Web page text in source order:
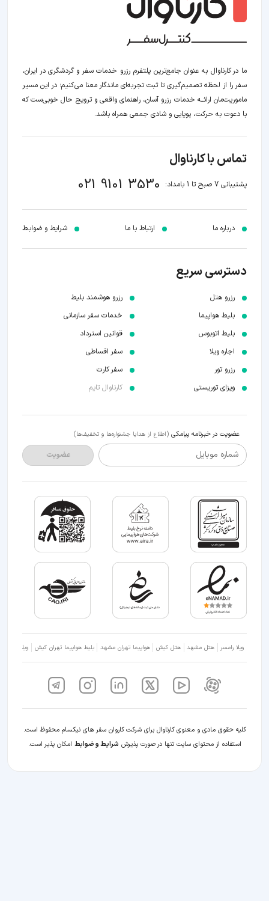
ما در کارناوال به عنوان جامع‌ترین پلتفرم رزرو خدمات سفر و گردشگری در ایران،
سفر را از لحظه‌ تصمیم‌گیری تا ثبت تجربه‌ای ماندگار معنا می‌کنیم؛ در این مسیر‍
ماموریت‌مان اراﺋــﻪ خدمات رزرو آسان، راهنمای واقعی و ترویج حال خوبی‌ست که
با دعوت به حرکت، پویایی و شادی جمعی همراه باشد.
تماس با کارناوال
پشتیبانی 7 صبح تا 1 بامداد: 021 9101 3530
درباره ما ارتباط با ما شرایط و ضوابـط
دسترسی سریع
رزرو هتل
بلیط هواپیما
بلیط اتوبوس
اجاره ویلا
رزرو تور
ویزای توریستی
رزرو هوشمند بلیط
خدمات سفر سازمانی
قوانین استرداد
سفر اقساطی
سفر کارت
کارناوال تایم
عضویت در خبرنامه پیامکی (اطلاع از هدایا جشنواره‌ها و تخفیف‌ها)
شماره موبایل عضویت
ویلا رامسر هتل مشهد هتل کیش هواپیما تهران مشهد بلیط هواپیما تهران کیش ویلا شمال
کلیه حقوق مادی و معنوی کارناوال برای شرکت کاروان سفر های نیکسام محفوظ است.
استفاده از محتوای سایت تنها در صورت پذیرش شرایط و ضوابط امکان پذیر است.